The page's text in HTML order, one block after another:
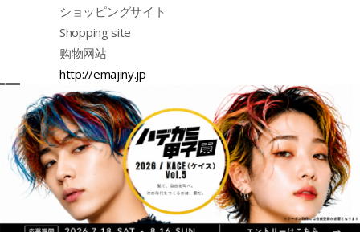
ショッピングサイト
Shopping site
购物网站
http://emajiny.jp